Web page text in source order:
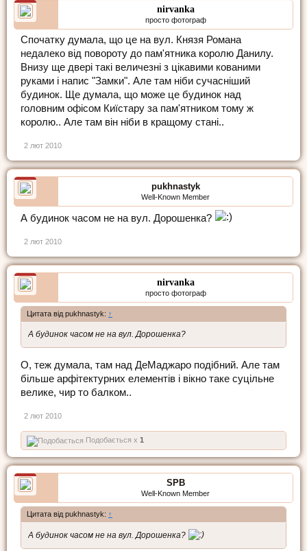
nirvanka
просто фотограф
Спочатку думала, що це на вул. Князя Романа
недалеко від повороту до пам'ятника королю Данилу.
Внизу ще двері такі величезні з цікавими кованими
руками і напис "Замки". Але там ніби сучасніший
будинок. Ще думала, що може це будинок над
головним офісом Киїстару за пам'ятником тому ж
королю.. Але там він ніби в кращому стані..
2 лют 2010
pukhnastyk
Well-Known Member
А будинок часом не на вул. Дорошенка?
2 лют 2010
nirvanka
просто фотограф
Цитата від pukhnastyk: ↑
А будинок часом не на вул. Дорошенка?
О, теж думала, там над ДеМаджаро подібний. Але там
більше арфітектурних елементів і вікно таке суцільне
велике, чир то балком..
2 лют 2010
Подобається x 1
SPB
Well-Known Member
Цитата від pukhnastyk: ↑
А будинок часом не на вул. Дорошенка?